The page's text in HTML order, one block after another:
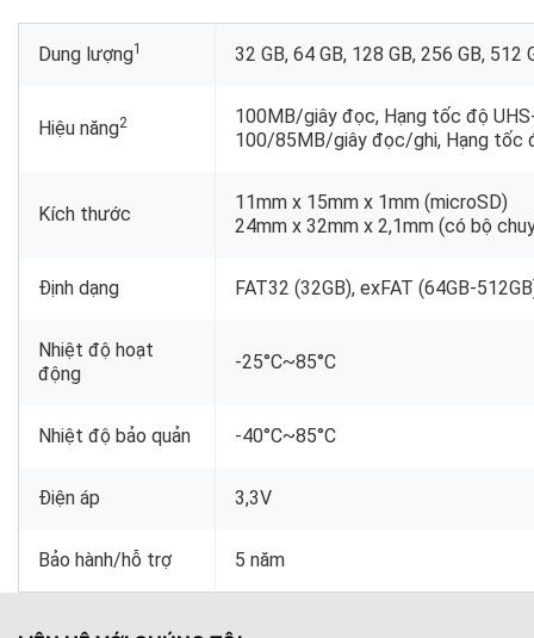
Dung lượng1 32 GB, 64 GB, 128 GB, 256 GB, 512
Hiệu năng2
100MB/giây đọc, Hạng tốc độ
100/85MB/giây đọc/ghi, Hạng tốc
Kích thước
11mm x 15mm x 1mm (microSD)
24mm x 32mm x 2,1mm (có bộ
Định dạng FAT32 (32GB), exFAT (64GB-
Nhiệt độ hoạt
động
-25°C~85°C
Nhiệt độ bảo quản -40°C~85°C
Điện áp 3,3V
Bảo hành/hỗ trợ 5 năm